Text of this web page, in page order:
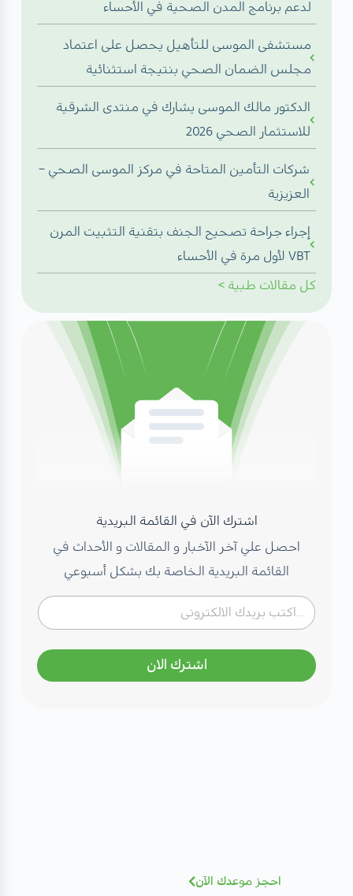
لدعم برنامج المدن الصحية في الأحساء
مستشفى الموسى للتأهيل يحصل على اعتماد
مجلس الضمان الصحي بنتيجة استثنائية
الدكتور مالك الموسى يشارك في منتدى الشرقية
للاستثمار الصحي 2026
شركات التأمين المتاحة في مركز الموسى الصحي –
العزيزية
إجراء جراحة تصحيح الجنف بتقنية التثبيت المرن
VBT لأول مرة في الأحساء
كل مقالات طبية >
اشترك الآن في القائمة البريدية
احصل علي آخر الآخبار و المقالات و الأحداث في
القائمة البريدية الخاصة بك بشكل أسبوعي
اشترك الان
احجز موعدك الآن